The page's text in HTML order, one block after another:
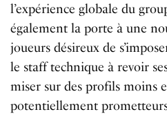
l’expérience globale du
également la porte à une
joueurs désireux de
le staff technique à revoir
miser sur des profils moins
potentiellement